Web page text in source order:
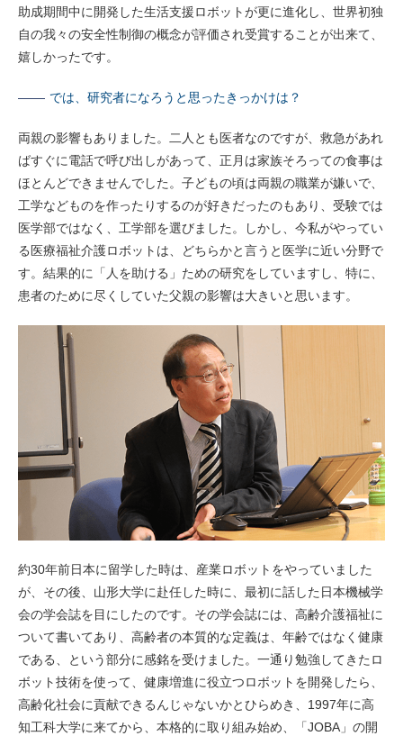
助成期間中に開発した生活支援ロボットが更に進化し、世界初独
自の我々の安全性制御の概念が評価され受賞することが出来て、
嬉しかったです。
では、研究者になろうと思ったきっかけは？
両親の影響もありました。二人とも医者なのですが、救急があれ
ばすぐに電話で呼び出しがあって、正月は家族そろっての食事は
ほとんどできませんでした。子どもの頃は両親の職業が嫌いで、
工学などものを作ったりするのが好きだったのもあり、受験では
医学部ではなく、工学部を選びました。しかし、今私がやってい
る医療福祉介護ロボットは、どちらかと言うと医学に近い分野で
す。結果的に「人を助ける」ための研究をしていますし、特に、
患者のために尽くしていた父親の影響は大きいと思います。
約30年前日本に留学した時は、産業ロボットをやっていました
が、その後、山形大学に赴任した時に、最初に話した日本機械学
会の学会誌を目にしたのです。その学会誌には、高齢介護福祉に
ついて書いてあり、高齢者の本質的な定義は、年齢ではなく健康
である、という部分に感銘を受けました。一通り勉強してきたロ
ボット技術を使って、健康増進に役立つロボットを開発したら、
高齢化社会に貢献できるんじゃないかとひらめき、1997年に高
知工科大学に来てから、本格的に取り組み始め、「JOBA」の開